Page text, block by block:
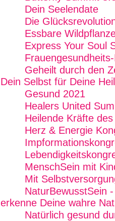
Dein Seelendate
Die
Essbare
Express Your Soul
Geheilt durch den
Dein Selbst für Deine
Gesund 2021
Healers United
Heilende Kräfte
Herz & Energie
MenschSein mit
Mit
NaturBewusstSein
erkenne Deine wahre
Natürlich gesund